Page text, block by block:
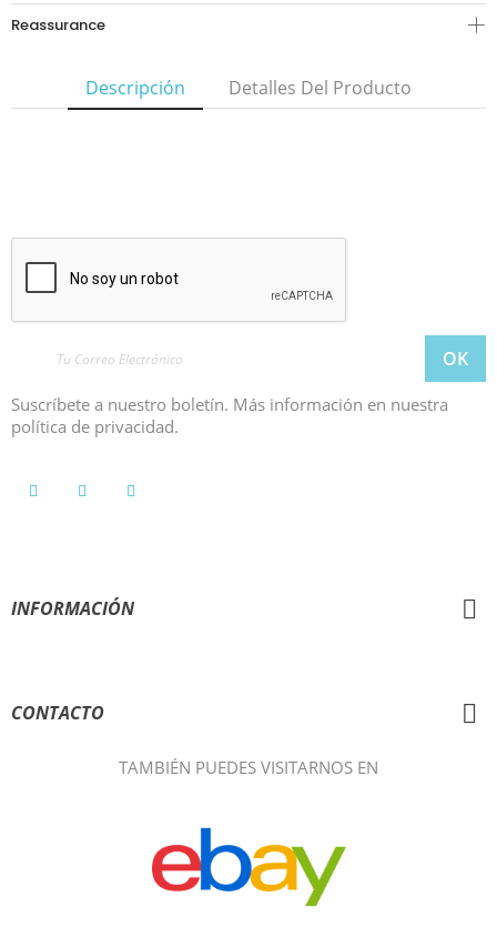
Reassurance
Descripción Detalles Del Producto
Suscríbete a nuestro boletín. Más información en nuestra
política de privacidad.
INFORMACIÓN
CONTACTO
TAMBIÉN PUEDES VISITARNOS EN